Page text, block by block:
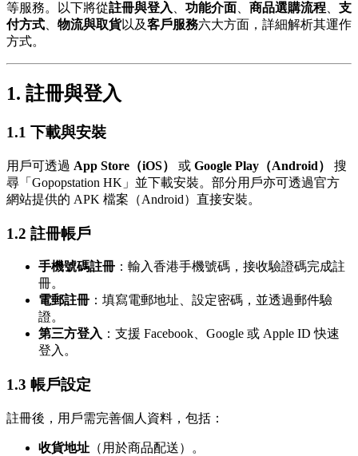
等服務。以下將從註冊與登入 功能介面 商品選購流程
支
付方式
物流與取貨以及客戶服務六大方面，詳細解析其運作
方式。
1. 註冊與登入
1.1 下載與安裝
用戶可透過 App Store（iOS） 或 Google Play（Android）
搜
尋「Gopopstation HK」並下載安裝。部分用戶亦可透過官方
網站提供的 APK 檔案（Android）直接安裝。
1.2 註冊帳戶
手機號碼註冊 ：輸入香港手機號碼，接收驗證碼完成註
冊。
電郵註冊 ：填寫電郵地址、設定密碼，並透過郵件驗
證。
第三方登入 ：支援 Facebook、Google 或 Apple ID 快速
登入。
1.3 帳戶設定
註冊後，用戶需完善個人資料，包括：
收貨地址 （用於商品配送）。